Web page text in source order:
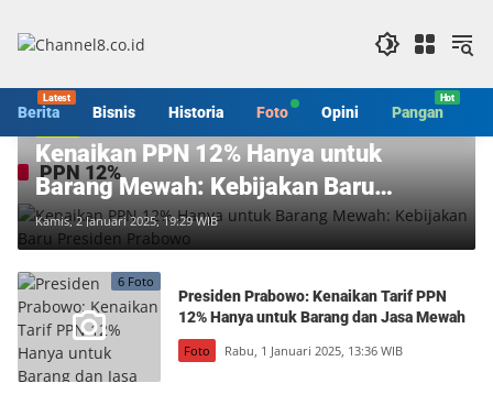
konten
Berita Bisnis Historia Foto Opini Pangan
PPN 12%
Kenaikan PPN 12% Hanya untuk
Barang Mewah: Kebijakan Baru
Presiden Prabowo
Kamis, 2 Januari 2025, 19:29 WIB
6 Foto
Presiden Prabowo: Kenaikan Tarif PPN
12% Hanya untuk Barang dan Jasa Mewah
Foto Rabu, 1 Januari 2025, 13:36 WIB